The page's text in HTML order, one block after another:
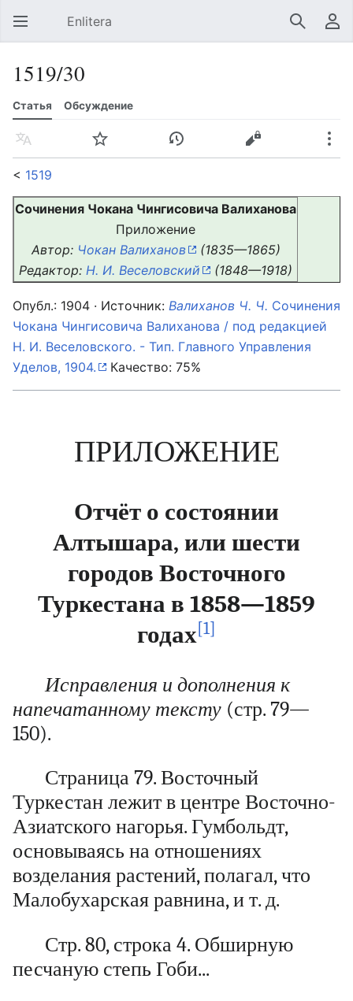
Открыть главное меню Enlitera Найти Пользовательское меню
1519/30
Статья Обсуждение
Язык Следить История
Ещё
< 1519
Сочинения Чокана Чингисовича Валиханова
Приложение
Автор: Чокан Валиханов
(1835—1865)
Редактор: Н. И. Веселовский (1848—1918)
Опубл.: 1904 · Источник: Валиханов Ч. Ч. Сочинения
Чокана Чингисовича Валиханова / под редакцией
Н. И. Веселовского. - Тип. Главного Управления
Уделов, 1904.
Качество: 75%
ПРИЛОЖЕНИЕ
Отчёт о состоянии
Алтышара, или шести
городов Восточного
Туркестана в 1858—1859
годах[1]
Исправления и дополнения к
напечатанному тексту (стр. 79—
150).
Страница 79. Восточный
Туркестан лежит в центре Восточно-
Азиатского нагорья. Гумбольдт,
основываясь на отношениях
возделания растений, полагал, что
Малобухарская равнина, и т. д.
Стр. 80, строка 4. Обширную
песчаную степь Гоби...